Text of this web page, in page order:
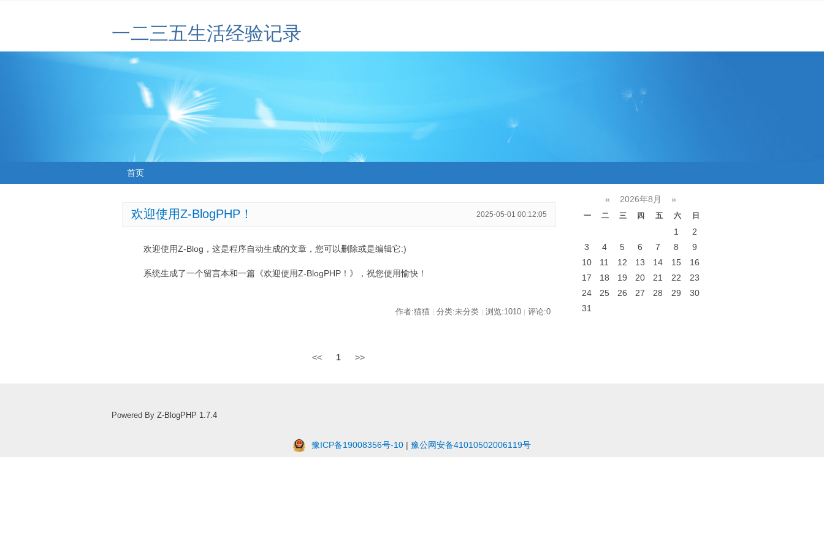
一二三五生活经验记录
首页
欢迎使用Z-BlogPHP！ 2025-05-01 00:12:05
欢迎使用Z-Blog，这是程序自动生成的文章，您可以删除或是编辑它:)
系统生成了一个留言本和一篇《欢迎使用Z-BlogPHP！》，祝您使用愉快！
作者:猫猫 | 分类:未分类 | 浏览:1010 | 评论:0
<< 1 >>
« 2026年8月 »
一 二 三 四 五 六 日
1
2
3
4 5 6 7 8
9
10
11 12 13 14 15
16
17
18 19 20 21 22
23
24
25 26 27 28 29
30
31
Powered By Z-BlogPHP 1.7.4
豫ICP备19008356号-10 | 豫公网安备41010502006119号